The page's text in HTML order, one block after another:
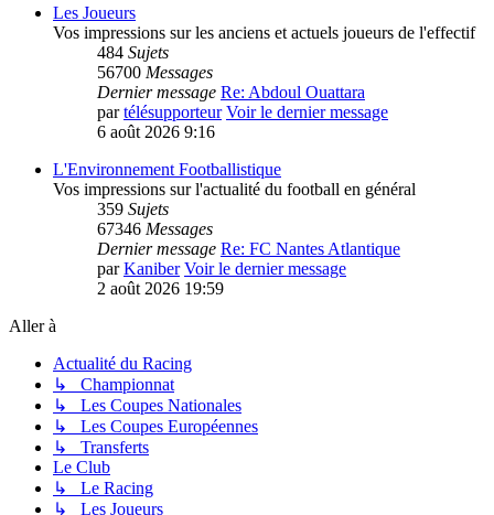
Les Joueurs
Vos impressions sur les anciens et actuels joueurs de l'effectif
484 Sujets
56700 Messages
Dernier message Re: Abdoul Ouattara
partélésupporteur Voir le dernier message
6 août 2026 9:16
L'Environnement Footballistique
Vos impressions sur l'actualité du football en général
359 Sujets
67346 Messages
Dernier message Re: FC Nantes Atlantique
parKaniber Voir le dernier message
2 août 2026 19:59
Aller à
Actualité du Racing
↳ Championnat
↳ Les Coupes Nationales
↳ Les Coupes Européennes
↳ Transferts
Le Club
↳ Le Racing
↳ Les Joueurs